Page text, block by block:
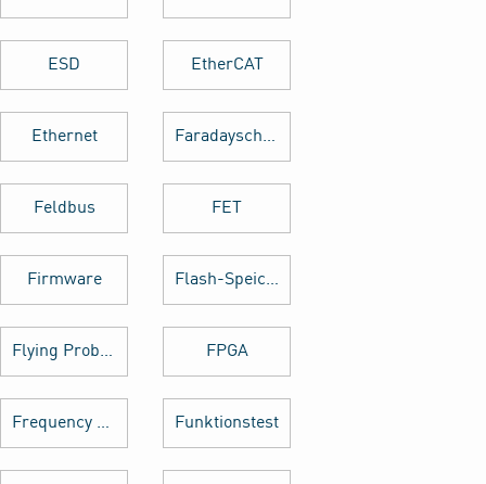
ESD EtherCAT
Ethernet Faradayscher Käfig
Feldbus FET
Firmware Flash-Speicher
Flying Probe Test FPGA
Frequency Hopping Funktionstest